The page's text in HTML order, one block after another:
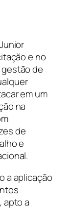
e no
de
em um
na
de
e
a aplicação
apto a